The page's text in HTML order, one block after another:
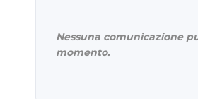
Nessuna comunicazione
momento.